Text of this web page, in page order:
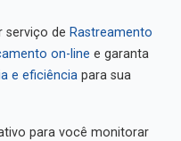
serviço de Rastreamento
on-line e garanta
e eficiência para sua
para você monitorar